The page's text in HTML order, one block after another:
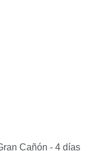
Cañón - 4 días